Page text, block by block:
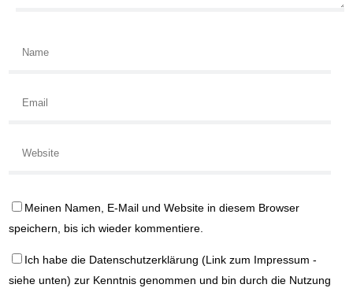
Meinen Namen, E-Mail und Website in diesem Browser
speichern, bis ich wieder kommentiere.
Ich habe die Datenschutzerklärung (Link zum Impressum -
siehe unten) zur Kenntnis genommen und bin durch die Nutzung